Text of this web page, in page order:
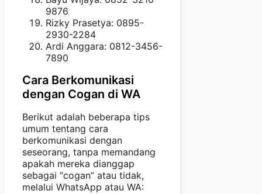
9876
Rizky Prasetya: 0895-
2930-2284
Ardi Anggara: 0812-3456-
7890
Cara Berkomunikasi
dengan Cogan di WA
Berikut adalah beberapa tips
umum tentang cara
berkomunikasi dengan
seseorang, tanpa memandang
apakah mereka dianggap
sebagai “cogan” atau tidak,
melalui WhatsApp atau WA: